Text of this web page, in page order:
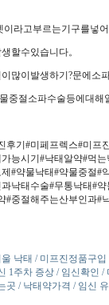
라고부르는기구를넣
할수있습니다。
많이발생하기?문에
중절소파수술등에대해
기#미페프렉스#미
능시기#낙태알약#먹
#약물낙태#약물중절
낙태수술#무통낙태#
중절해주는산부인과
낙태 / 미프진정품구
1주차 증상 / 임신확
/ 낙태약가격 / 임신